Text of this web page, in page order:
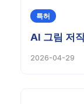
특허
AI 그림 저
2026-04-29